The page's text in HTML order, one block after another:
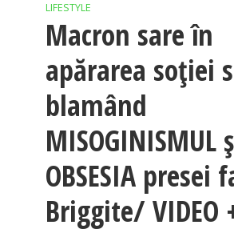
LIFESTYLE
Macron sare în
apărarea soţiei
blamând
MISOGINISMUL
OBSESIA presei
Briggite/ VIDEO